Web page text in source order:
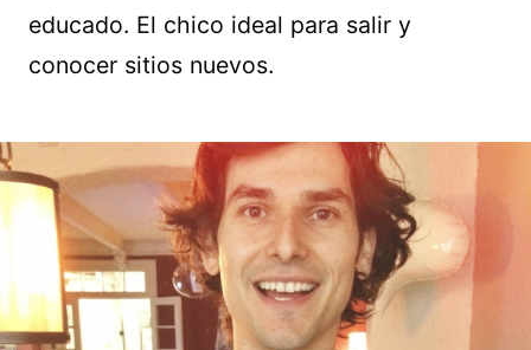
educado. El chico ideal para salir y
conocer sitios nuevos.